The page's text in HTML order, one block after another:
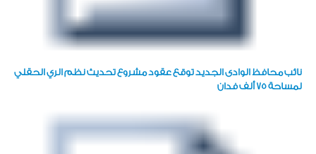
نائب محافظ الوادى الجديد توقع عقود مشروع تحديث نظم الري الحقلي
لمساحة ٧٥ ألف فدان